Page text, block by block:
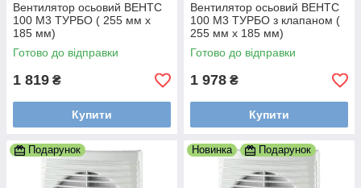
Вентилятор осьовий ВЕНТС
100 М3 ТУРБО ( 255 мм х
185 мм)
Готово до відправки
1 819 ₴
Купити
Вентилятор осьовий ВЕНТС
100 М3 ТУРБО з клапаном (
255 мм х 185 мм)
Готово до відправки
1 978 ₴
Купити
Подарунок Новинка Подарунок